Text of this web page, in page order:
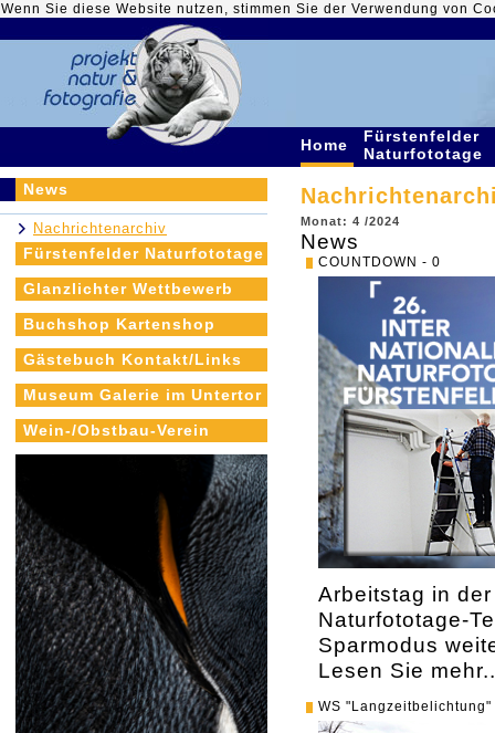
Wenn Sie diese Website nutzen, stimmen Sie der Verwendung von
Home
Fürstenfelder
Naturfototage
News
Nachrichtenarchiv
Fürstenfelder Naturfototage
Glanzlichter Wettbewerb
Buchshop Kartenshop
Gästebuch Kontakt/Links
Museum Galerie im Untertor
Wein-/Obstbau-Verein
Monat: 4 /2024
News
COUNTDOWN - 0
Arbeitstag in
Naturfototage-
Sparmodus
Lesen Sie
WS